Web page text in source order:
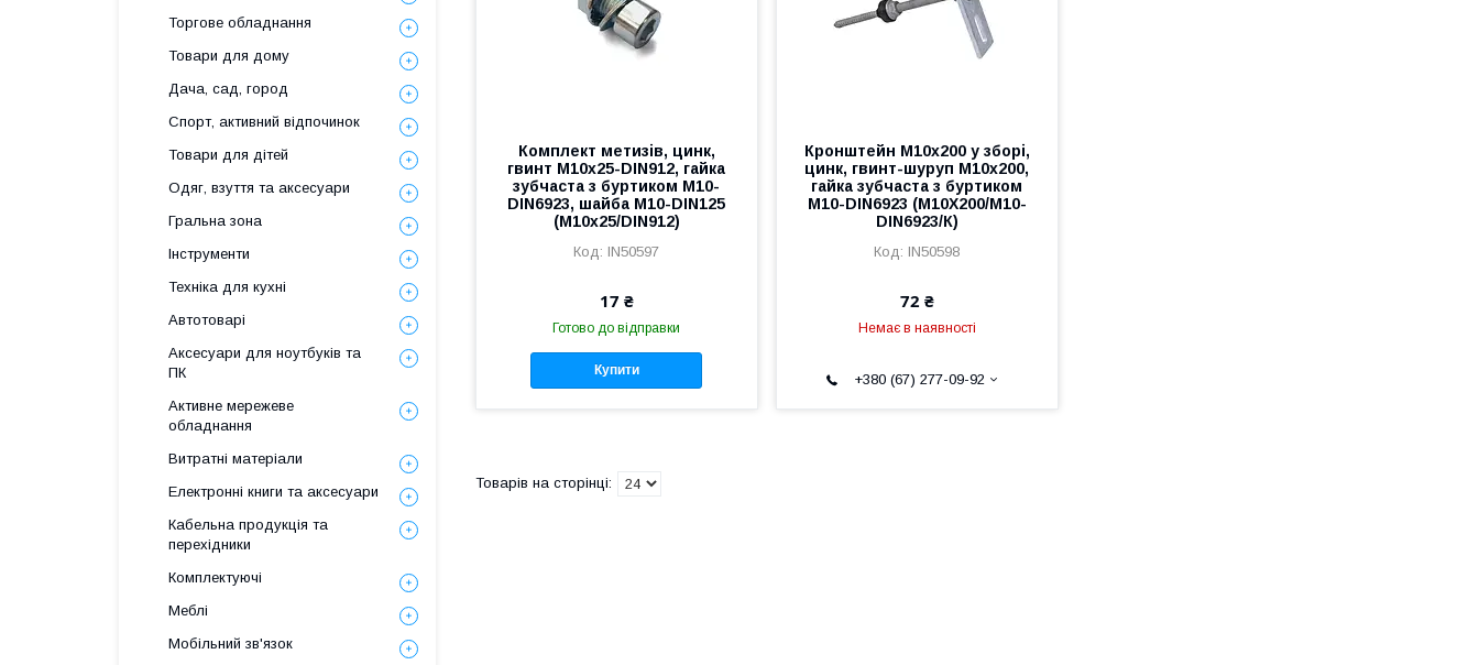
Комплект метизів, цинк,
гвинт М10х25-DIN912, гайка
зубчаста з буртиком М10-
DIN6923, шайба М10-DIN125
(М10х25/DIN912)
IN50597
17 ₴
Готово до відправки
Купити
Кронштейн М10х200 у зборі,
цинк, гвинт-шуруп М10х200,
гайка зубчаста з буртиком
М10-DIN6923 (М10Х200/М10-
DIN6923/К)
IN50598
72 ₴
Немає в наявності
+380 (67) 277-09-92
Торгове обладнання
Товари для дому
Дача, сад, город
Спорт, активний відпочинок
Товари для дітей
Одяг, взуття та аксесуари
Гральна зона
Інструменти
Техніка для кухні
Автотоварі
Аксесуари для ноутбуків та
ПК
Активне мережеве
обладнання
Витратні матеріали
Електронні книги та аксесуари
Кабельна продукція та
перехідники
Комплектуючі
Меблі
Мобільний зв'язок